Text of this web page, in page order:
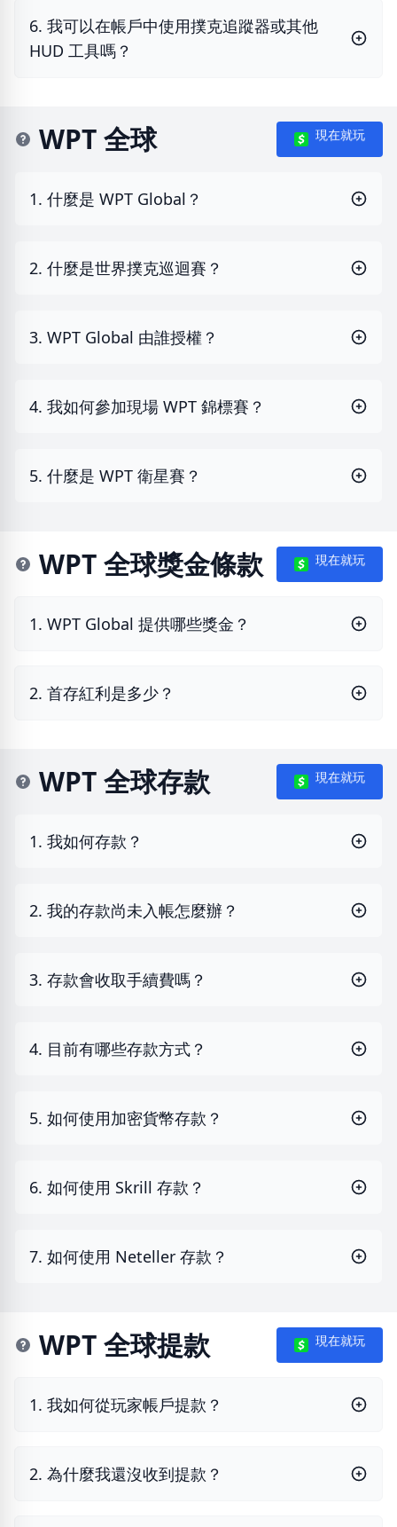
6. 我可以在帳戶中使用撲克追蹤器或其他
HUD 工具嗎？
WPT 全球 現在就玩
1. 什麼是 WPT Global？
2. 什麼是世界撲克巡迴賽？
3. WPT Global 由誰授權？
4. 我如何參加現場 WPT 錦標賽？
5. 什麼是 WPT 衛星賽？
WPT 全球獎金條款 現在就玩
1. WPT Global 提供哪些獎金？
2. 首存紅利是多少？
WPT 全球存款 現在就玩
1. 我如何存款？
2. 我的存款尚未入帳怎麼辦？
3. 存款會收取手續費嗎？
4. 目前有哪些存款方式？
5. 如何使用加密貨幣存款？
6. 如何使用 Skrill 存款？
7. 如何使用 Neteller 存款？
WPT 全球提款 現在就玩
1. 我如何從玩家帳戶提款？
2. 為什麼我還沒收到提款？